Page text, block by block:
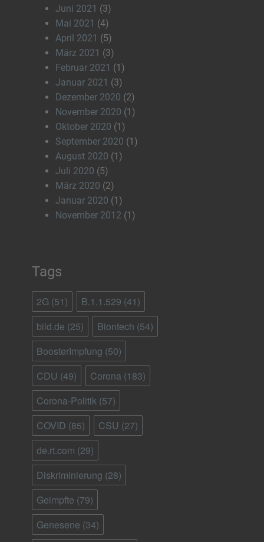
Juni 2021 (3)
Mai 2021 (4)
April 2021 (5)
März 2021 (3)
Februar 2021 (1)
Januar 2021 (3)
Dezember 2020 (2)
November 2020 (1)
Oktober 2020 (1)
September 2020 (1)
August 2020 (1)
Juli 2020 (5)
März 2020 (2)
Januar 2020 (1)
November 2012 (1)
Tags
2G (51) B.1.1.529 (41)
bild.de (25) Biontech (54)
BoosterImpfung (50)
CDU (49) Corona (183)
Corona-Politik (57)
COVID (85) CSU (27)
de.rt.com (29)
Diskriminierung (28)
Geimpfte (79)
Genesene (34)